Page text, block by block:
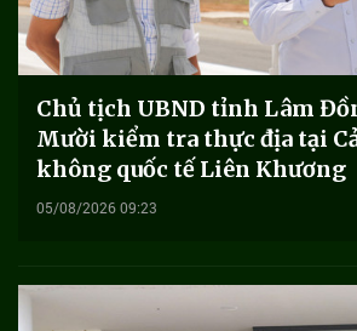
Chủ tịch UBND tỉnh Lâm
Mười kiểm tra thực địa tại
không quốc tế Liên Khương
05/08/2026 09:23